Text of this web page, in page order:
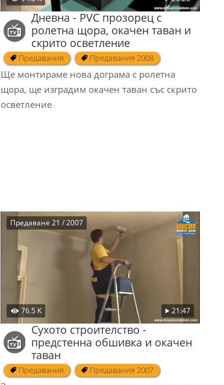
Дневна - PVC прозорец с
ролетна щора, окачен таван и
скрито осветление
Предавания Предавания 2008
Ще монтираме нова дограма с ролетна
щора, ще изградим окачен таван със скрито
осветление
76.5 K 21:47
Предаване 21 / 2007
Сухото строителство -
предстенна обшивка и окачен
таван
Предавания Предавания 2007